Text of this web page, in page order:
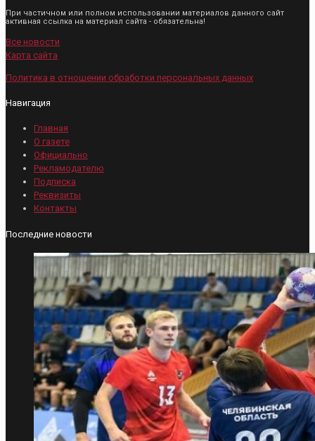
При частичном или полном использовании материалов данного сайт
активная ссылка на материал сайта - обязательна!
Все новости
Карта сайта
Политика в отношении обработки персональных данных
Навигация
Главная
О газете
Официально
Рекламодателю
Подписка
Реквизиты
Контакты
Последние новости